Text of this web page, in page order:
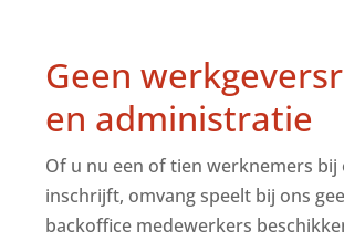
Geen
en administratie
Of u nu een of tien werknemers bij
inschrijft, omvang speelt bij ons
backoffice medewerkers